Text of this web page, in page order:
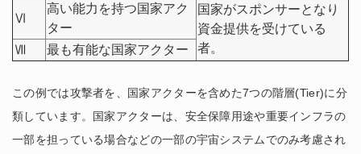
Ⅵ
高い能力を持つ国家アク
ター
国家がスポンサーとなり
資金提供を受けている
者。
Ⅶ 最も有能な国家アクター
この例では攻撃者を、国家アクターを含めた7つの階層(Tier)に分
類しています。国家アクターは、安全保障用途や重要インフラの
一部を担っている場合などの一部の宇宙システムでのみ考慮され